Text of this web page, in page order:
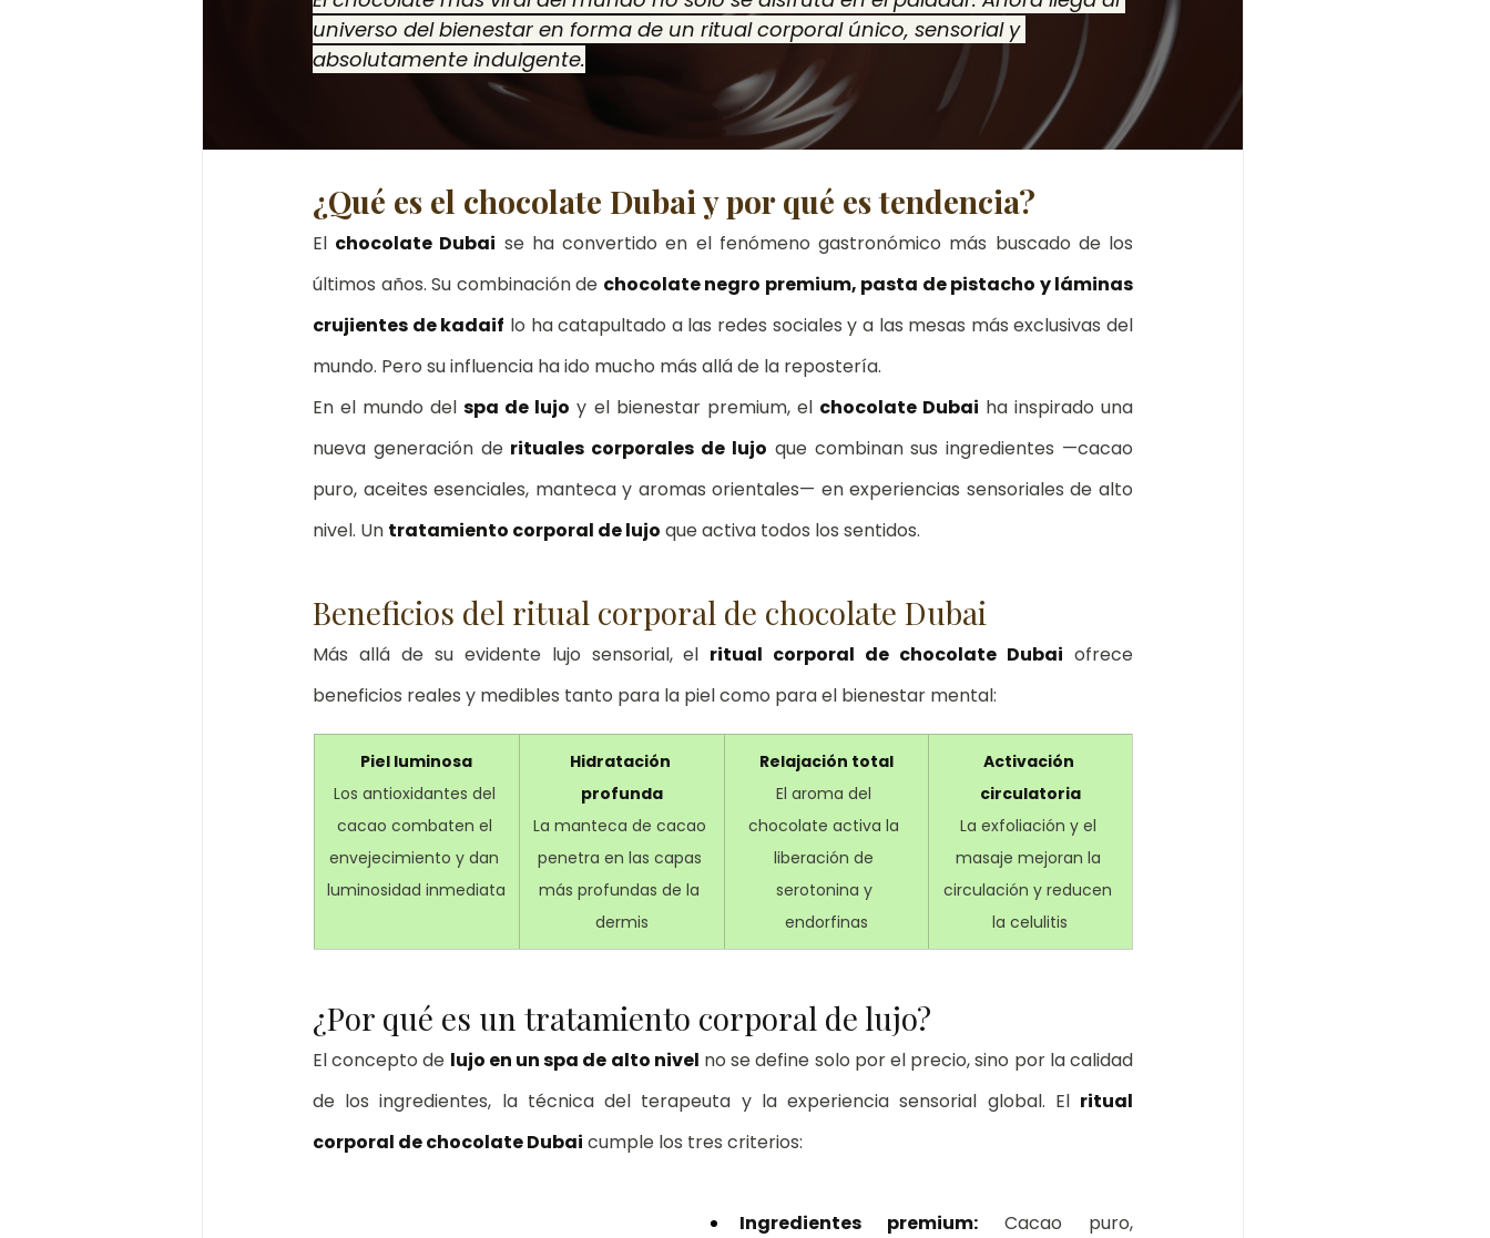
ritual de chocolate y pistacho chocolate dubai ritual cheque de regalo El regalo perfecto
universo del bienestar en forma de un ritual corporal único, sensorial y
absolutamente indulgente.
¿Qué es el chocolate Dubai y por qué es tendencia?
El chocolate Dubai se ha convertido en el fenómeno gastronómico más buscado de los
últimos años. Su combinación de chocolate negro premium, pasta de pistacho y láminas
crujientes de kadaif lo ha catapultado a las redes sociales y a las mesas más exclusivas del
mundo. Pero su influencia ha ido mucho más allá de la repostería.
En el mundo del spa de lujo y el bienestar premium, el chocolate Dubai ha inspirado una
nueva generación de rituales corporales de lujo que combinan sus ingredientes —cacao
puro, aceites esenciales, manteca y aromas orientales— en experiencias sensoriales de alto
nivel. Un tratamiento corporal de lujo que activa todos los sentidos.
Beneficios del ritual corporal de chocolate Dubai
Más allá de su evidente lujo sensorial, el ritual corporal de chocolate Dubai ofrece
beneficios reales y medibles tanto para la piel como para el bienestar mental:
Piel luminosa
Los antioxidantes del
cacao combaten el
envejecimiento y dan
luminosidad inmediata
Hidratación
profunda
La manteca de cacao
penetra en las capas
más profundas de la
dermis
Relajación total
El aroma del
chocolate activa la
liberación de
serotonina y
endorfinas
Activación
circulatoria
La exfoliación y el
masaje mejoran la
circulación y reducen
la celulitis
¿Por qué es un tratamiento corporal de lujo?
El concepto de lujo en un spa de alto nivel no se define solo por el precio, sino por la calidad
de los ingredientes, la técnica del terapeuta y la experiencia sensorial global. El ritual
corporal de chocolate Dubai cumple los tres criterios:
Ingredientes premium: Cacao puro,